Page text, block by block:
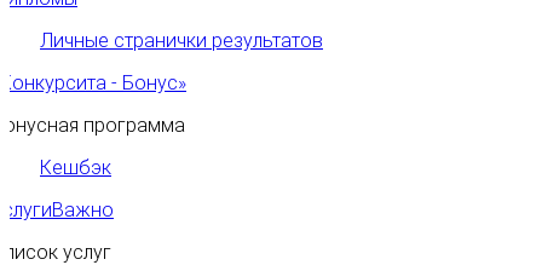
Личные странички результатов
- Бонус»
программа
Кешбэк
Важно
услуг